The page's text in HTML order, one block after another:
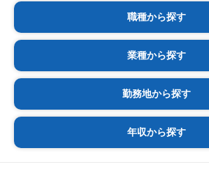
職種から探す
業種から探す
勤務地から探す
年収から探す